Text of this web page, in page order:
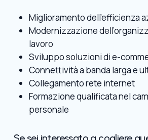
Miglioramento dell’efficienza
Modernizzazione
lavoro
Sviluppo soluzioni di e-
Connettività a banda larga e
Collegamento rete internet
Formazione qualificata nel
personale